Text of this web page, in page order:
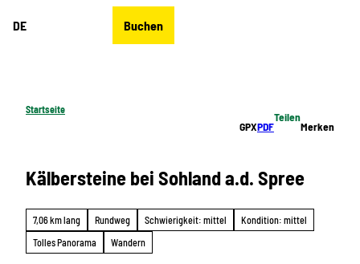
DE Buchen
Startseite
GPXPDF
Teilen
Merken
Kälbersteine bei Sohland a.d. Spree
7,06 km lang Rundweg Schwierigkeit: mittel
Kondition: mittel
Tolles Panorama
Wandern